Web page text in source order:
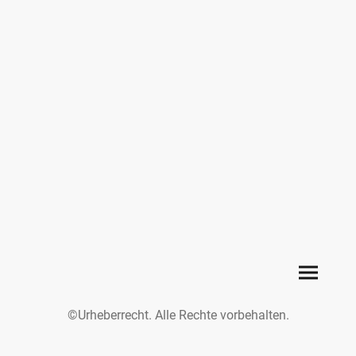
©Urheberrecht. Alle Rechte vorbehalten.